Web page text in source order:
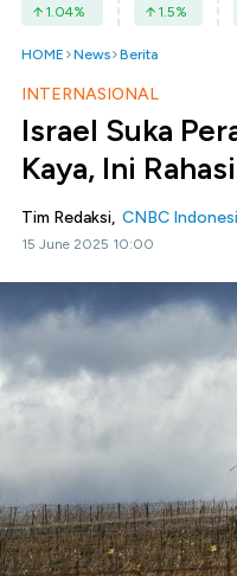
1.04% 1.5%
HOME News Berita
INTERNASIONAL
Israel Suka
Kaya, Ini
Tim Redaksi, CNBC
15 June 2025 10:00